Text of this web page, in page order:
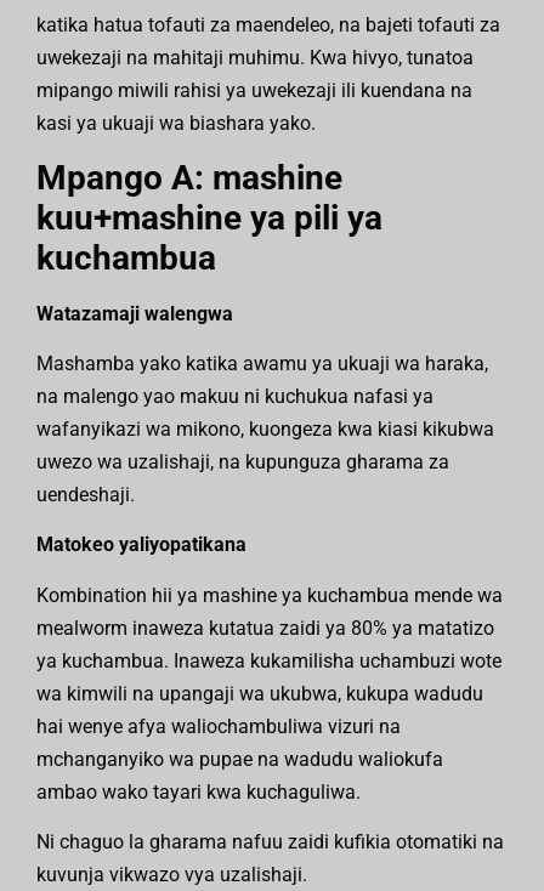
katika hatua tofauti za maendeleo, na bajeti tofauti za
uwekezaji na mahitaji muhimu. Kwa hivyo, tunatoa
mipango miwili rahisi ya uwekezaji ili kuendana na
kasi ya ukuaji wa biashara yako.
Mpango A: mashine
kuu+mashine ya pili ya
kuchambua
Watazamaji walengwa
Mashamba yako katika awamu ya ukuaji wa haraka,
na malengo yao makuu ni kuchukua nafasi ya
wafanyikazi wa mikono, kuongeza kwa kiasi kikubwa
uwezo wa uzalishaji, na kupunguza gharama za
uendeshaji.
Matokeo yaliyopatikana
Kombination hii ya mashine ya kuchambua mende wa
mealworm inaweza kutatua zaidi ya 80% ya matatizo
ya kuchambua. Inaweza kukamilisha uchambuzi wote
wa kimwili na upangaji wa ukubwa, kukupa wadudu
hai wenye afya waliochambuliwa vizuri na
mchanganyiko wa pupae na wadudu waliokufa
ambao wako tayari kwa kuchaguliwa.
Ni chaguo la gharama nafuu zaidi kufikia otomatiki na
kuvunja vikwazo vya uzalishaji.